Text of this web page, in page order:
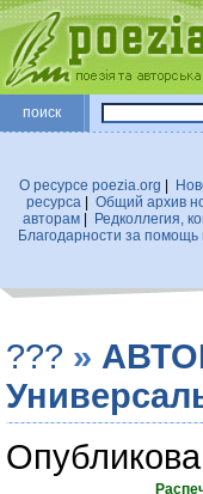
поиск
О ресурсе poezia.org
ресурса
Общий архив
авторам| Редколлегия,
Благодарности за помощь
??? »